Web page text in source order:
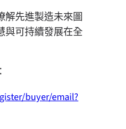
解先進製造未來圖
與可持續發展在全
buyer/email?